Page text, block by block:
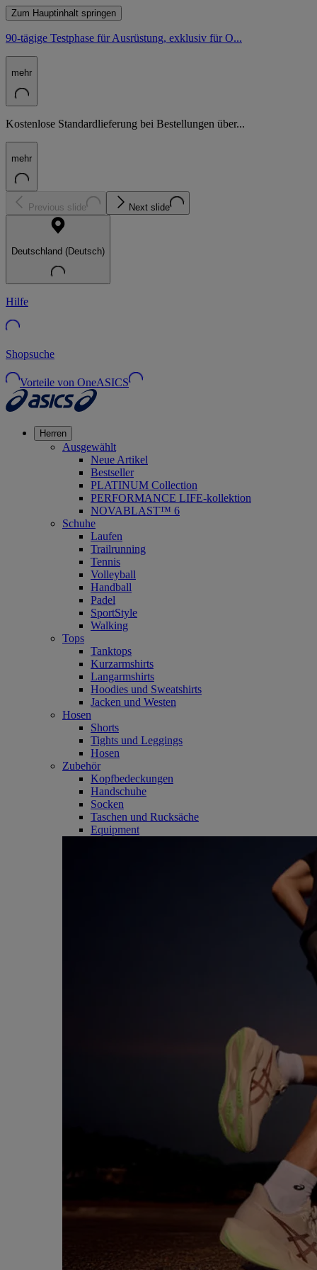
Zum Hauptinhalt springen
90-tägige Testphase für Ausrüstung, exklusiv für O...
mehr
Kostenlose Standardlieferung bei Bestellungen über...
mehr
Previous slide Next slide
Deutschland (Deutsch)
Hilfe
Shopsuche
Vorteile von OneASICS
Herren
Ausgewählt
Neue Artikel
Bestseller
PLATINUM Collection
PERFORMANCE LIFE-kollektion
NOVABLAST™ 6
Schuhe
Laufen
Trailrunning
Tennis
Volleyball
Handball
Padel
SportStyle
Walking
Tops
Tanktops
Kurzarmshirts
Langarmshirts
Hoodies und Sweatshirts
Jacken und Westen
Hosen
Shorts
Tights und Leggings
Hosen
Zubehör
Kopfbedeckungen
Handschuhe
Socken
Taschen und Rucksäche
Equipment